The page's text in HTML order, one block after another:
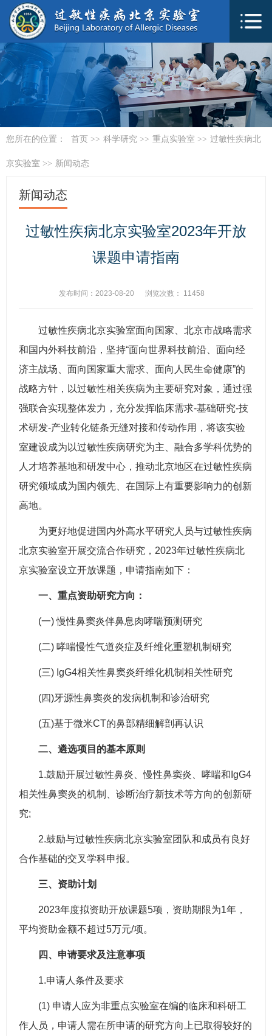
您所在的位置： 首页 >> 科学研究 >> 重点实验室 >> 过敏性疾病北
京实验室 >> 新闻动态
新闻动态
过敏性疾病北京实验室2023年开放
课题申请指南
发布时间：2023-08-20 浏览次数： 11458
过敏性疾病北京实验室面向国家、北京市战略需求
和国内外科技前沿，坚持“面向世界科技前沿、面向经
济主战场、面向国家重大需求、面向人民生命健康”的
战略方针，以过敏性相关疾病为主要研究对象，通过强
强联合实现整体发力，充分发挥临床需求-基础研究-技
术研发-产业转化链条无缝对接和传动作用，将该实验
室建设成为以过敏性疾病研究为主、融合多学科优势的
人才培养基地和研发中心，推动北京地区在过敏性疾病
研究领域成为国内领先、在国际上有重要影响力的创新
高地。
为更好地促进国内外高水平研究人员与过敏性疾病
北京实验室开展交流合作研究，2023年过敏性疾病北
京实验室设立开放课题，申请指南如下：
一、重点资助研究方向：
(一) 慢性鼻窦炎伴鼻息肉哮喘预测研究
(二) 哮喘慢性气道炎症及纤维化重塑机制研究
(三) IgG4相关性鼻窦炎纤维化机制相关性研究
(四)牙源性鼻窦炎的发病机制和诊治研究
(五)基于微米CT的鼻部精细解剖再认识
二、遴选项目的基本原则
1.鼓励开展过敏性鼻炎、慢性鼻窦炎、哮喘和IgG4
相关性鼻窦炎的机制、诊断治疗新技术等方向的创新研
究;
2.鼓励与过敏性疾病北京实验室团队和成员有良好
合作基础的交叉学科申报。
三、资助计划
2023年度拟资助开放课题5项，资助期限为1年，
平均资助金额不超过5万元/项。
四、申请要求及注意事项
1.申请人条件及要求
(1) 申请人应为非重点实验室在编的临床和科研工
作人员，申请人需在所申请的研究方向上已取得较好的